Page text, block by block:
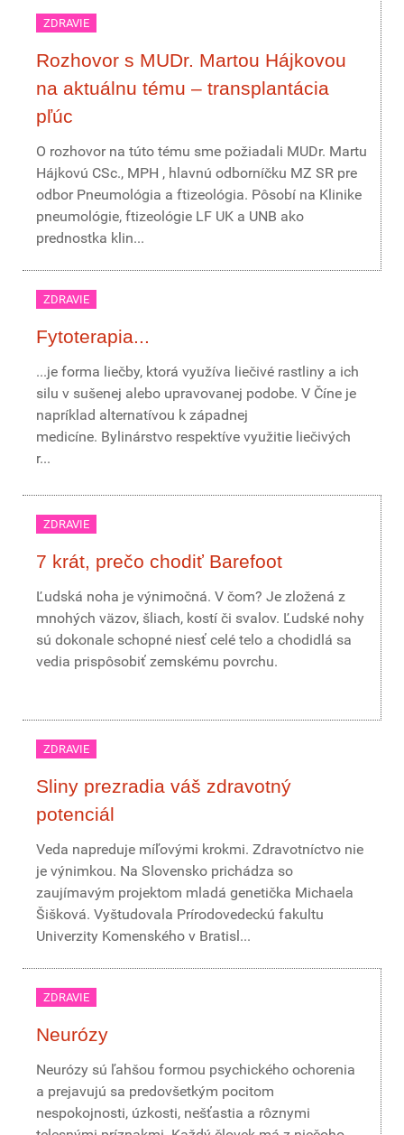
ZDRAVIE
Rozhovor s MUDr. Martou Hájkovou
na aktuálnu tému – transplantácia
pľúc
O rozhovor na túto tému sme požiadali MUDr. Martu
Hájkovú CSc., MPH , hlavnú odborníčku MZ SR pre
odbor Pneumológia a ftizeológia. Pôsobí na Klinike
pneumológie, ftizeológie LF UK a UNB ako
prednostka klin...
ZDRAVIE
Fytoterapia...
...je forma liečby, ktorá využíva liečivé rastliny a ich
silu v sušenej alebo upravovanej podobe. V Číne je
napríklad alternatívou k západnej
medicíne. Bylinárstvo respektíve využitie liečivých
r...
ZDRAVIE
7 krát, prečo chodiť Barefoot
Ľudská noha je výnimočná. V čom? Je zložená z
mnohých väzov, šliach, kostí či svalov. Ľudské nohy
sú dokonale schopné niesť celé telo a chodidlá sa
vedia prispôsobiť zemskému povrchu.
ZDRAVIE
Sliny prezradia váš zdravotný
potenciál
Veda napreduje míľovými krokmi. Zdravotníctvo nie
je výnimkou. Na Slovensko prichádza so
zaujímavým projektom mladá genetička Michaela
Šišková. Vyštudovala Prírodovedeckú fakultu
Univerzity Komenského v Bratisl...
ZDRAVIE
Neurózy
Neurózy sú ľahšou formou psychického ochorenia
a prejavujú sa predovšetkým pocitom
nespokojnosti, úzkosti, nešťastia a rôznymi